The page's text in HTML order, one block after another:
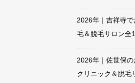
2026年｜吉祥寺
毛＆脱毛サロン全
2026年｜佐世保
クリニック＆脱毛